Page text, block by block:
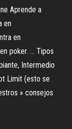
Aprende a
en
en
poker. ... Tipos
Intermedio
Limit (esto se
» consejos